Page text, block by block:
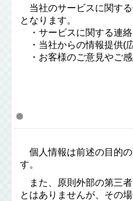
当社のサービスに関す
となります。
・サービスに関する連
・当社からの情報提供(
・お客様のご意見やご
個人情報は前述の目的の
す。
また、原則外部の第三
とはありませんが、その